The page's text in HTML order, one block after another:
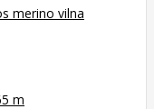
merino vilna
m